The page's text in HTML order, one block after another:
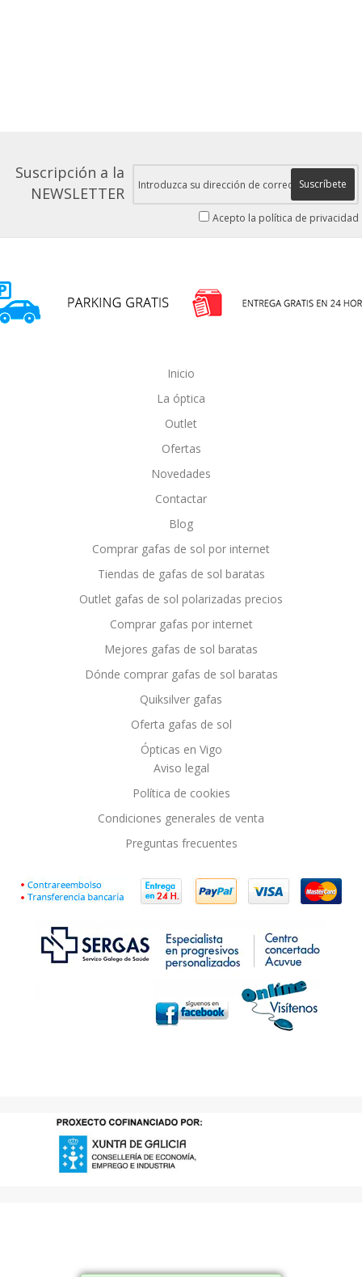
Suscripción a la
NEWSLETTER
Suscríbete
Acepto la política de privacidad
Inicio
La óptica
Outlet
Ofertas
Novedades
Contactar
Blog
Comprar gafas de sol por internet
Tiendas de gafas de sol baratas
Outlet gafas de sol polarizadas precios
Comprar gafas por internet
Mejores gafas de sol baratas
Dónde comprar gafas de sol baratas
Quiksilver gafas
Oferta gafas de sol
Ópticas en Vigo
Aviso legal
Política de cookies
Condiciones generales de venta
Preguntas frecuentes